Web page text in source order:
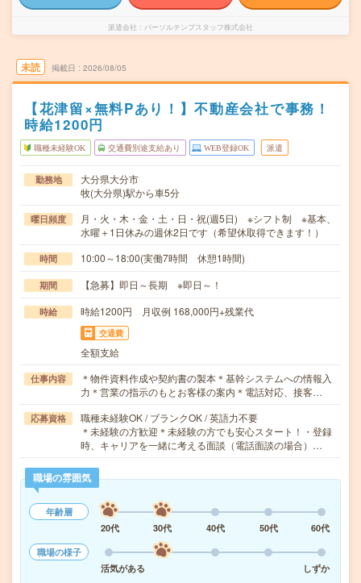
派遣会社 パーソルテンプスタッフ株式会社
未読 掲載日 2026/08/05
【花津留×無料Pあり！】不動産会社で事務！
時給1200円
職種未経験OK 交通費別途支給あり WEB登録OK 派遣
勤務地
大分県大分市
牧(大分県)駅から車5分
曜日頻度
月・火・木・金・土・日・祝(週5日) ※シフト制 ※基本、
水曜＋1日休みの週休2日です（希望休取得できます！）
時間 10:00～18:00(実働7時間 休憩1時間)
期間 【急募】即日～長期 ※即日～！
時給 時給1200円 月収例 168,000円+残業代
交通費
全額支給
仕事内容
＊物件資料作成や契約書の製本＊基幹システムへの情報入
力＊営業の指示のもとお客様の案内＊電話対応、接客…
応募資格
職種未経験OK / ブランクOK / 英語力不要
＊未経験の方歓迎＊未経験の方でも安心スタート！・登録
時、キャリアを一緒に考える面談（電話面談の場合）…
職場の雰囲気
年齢層
20代
30代 40代 50代
60代
職場の様子
活気がある
しずか